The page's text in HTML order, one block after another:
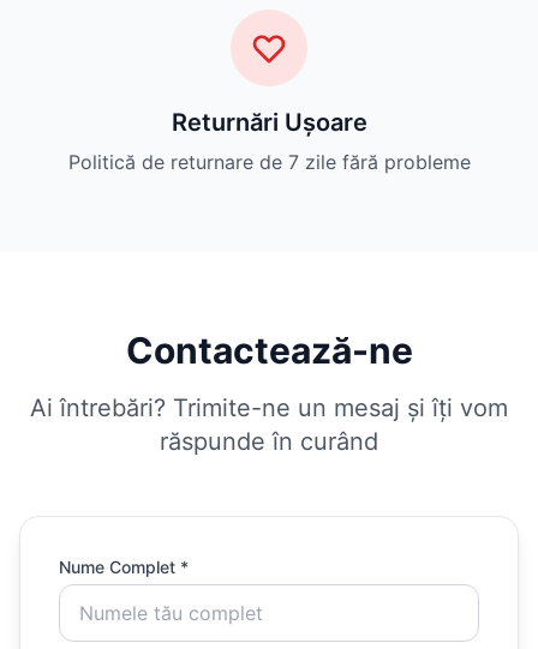
Returnări Ușoare
Politică de returnare de 7 zile fără probleme
Contactează-ne
Ai întrebări? Trimite-ne un mesaj și îți vom
răspunde în curând
Nume Complet *